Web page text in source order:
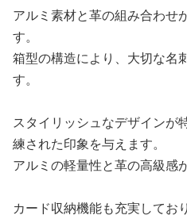
アルミ素材と革の組み合わせ
す。
箱型の構造により、大切な名
す。
スタイリッシュなデザインが
練された印象を与えます。
アルミの軽量性と革の高級感
カード収納機能も充実してお